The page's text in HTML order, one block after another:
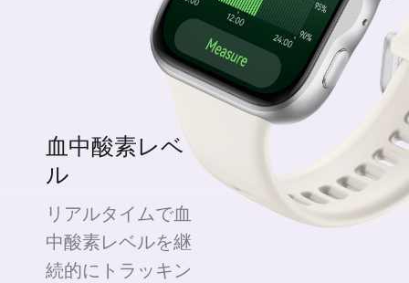
血中酸素レベ
ル
リアルタイムで血
中酸素レベルを継
続的にトラッキン